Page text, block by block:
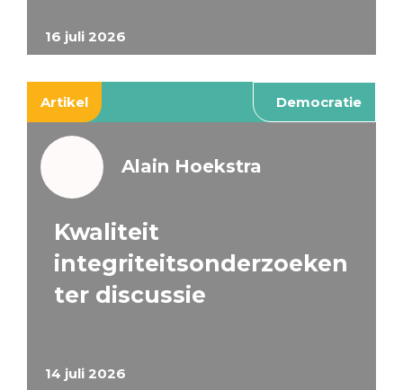
16 juli 2026
Artikel Democratie
14 juli 2026
Alain Hoekstra
Kwaliteit
integriteitsonderzoeken
ter discussie